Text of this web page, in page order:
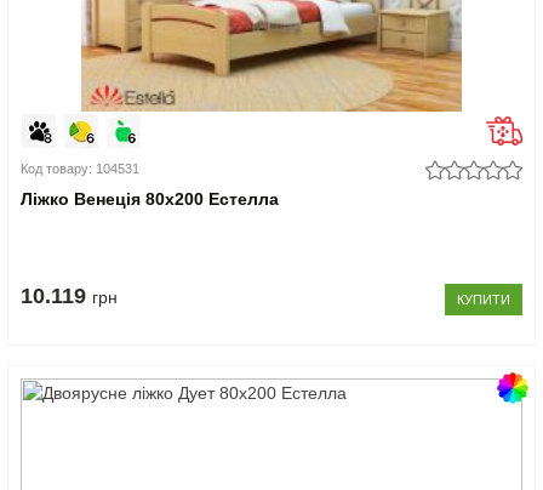
Код товару: 104531
Ліжко Венеція 80x200 Естелла
10.119 грн КУПИТИ